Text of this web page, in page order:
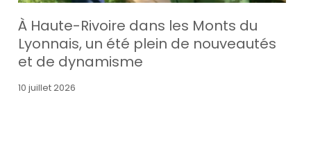
À Haute-Rivoire dans les Monts du
Lyonnais, un été plein de nouveautés
et de dynamisme
10 juillet 2026